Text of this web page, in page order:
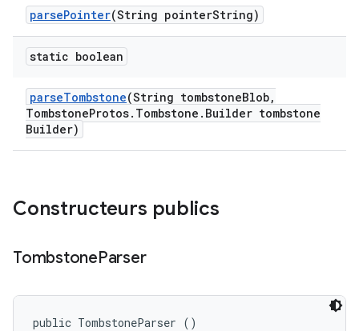
parsePointer(String pointerString)
static boolean
parseTombstone(String tombstoneBlob,
TombstoneProtos. Tombstone . Builder tombstone
Builder)
Constructeurs publics
TombstoneParser
public TombstoneParser ()